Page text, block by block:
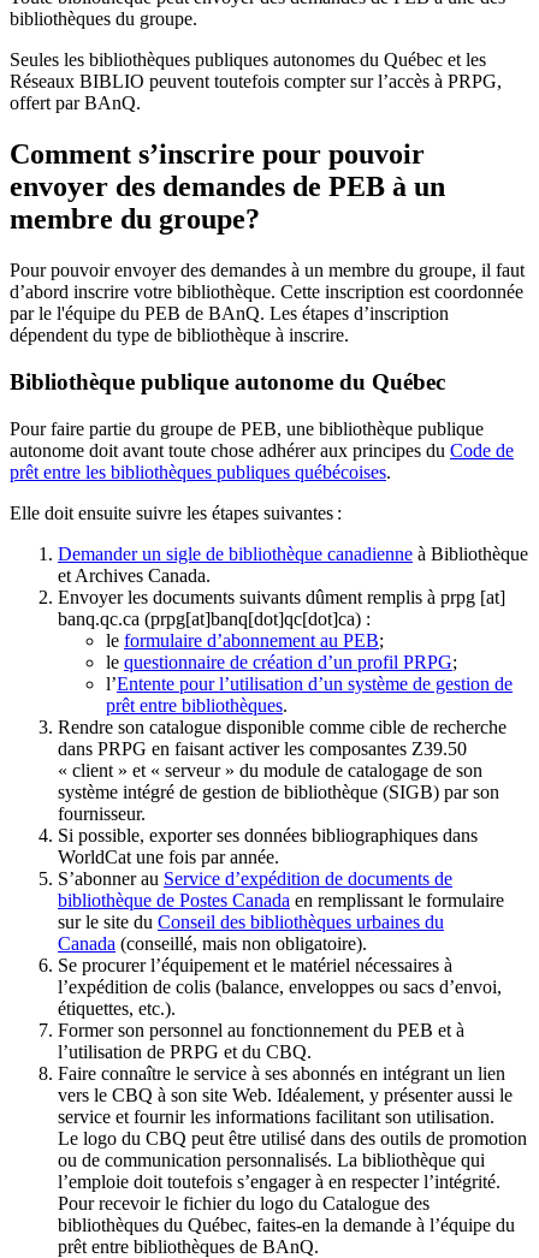
bibliothèques du groupe.
Seules les bibliothèques publiques autonomes du Québec et les
Réseaux BIBLIO peuvent toutefois compter sur l’accès à PRPG,
offert par BAnQ.
Comment s’inscrire pour pouvoir
envoyer des demandes de PEB à un
membre du groupe?
Pour pouvoir envoyer des demandes à un membre du groupe, il faut
d’abord inscrire votre bibliothèque. Cette inscription est coordonnée
par le l'équipe du PEB de BAnQ. Les étapes d’inscription
dépendent du type de bibliothèque à inscrire.
Bibliothèque publique autonome du Québec
Pour faire partie du groupe de PEB, une bibliothèque publique
autonome doit avant toute chose adhérer aux principes du Code de
prêt entre les bibliothèques publiques québécoises.
Elle doit ensuite suivre les étapes suivantes :
Demander un sigle de bibliothèque canadienne à Bibliothèque
et Archives Canada.
Envoyer les documents suivants dûment remplis à prpg [at]
banq.qc.ca (prpg[at]banq[dot]qc[dot]ca) :
le formulaire d’abonnement au PEB;
le questionnaire de création d’un profil PRPG;
l’Entente pour l’utilisation d’un système de gestion de
prêt entre bibliothèques.
Rendre son catalogue disponible comme cible de recherche
dans PRPG en faisant activer les composantes Z39.50
« client » et « serveur » du module de catalogage de son
système intégré de gestion de bibliothèque (SIGB) par son
fournisseur.
Si possible, exporter ses données bibliographiques dans
WorldCat une fois par année.
S’abonner au Service d’expédition de documents de
bibliothèque de Postes Canada en remplissant le formulaire
sur le site du Conseil des bibliothèques urbaines du
Canada (conseillé, mais non obligatoire).
Se procurer l’équipement et le matériel nécessaires à
l’expédition de colis (balance, enveloppes ou sacs d’envoi,
étiquettes, etc.).
Former son personnel au fonctionnement du PEB et à
l’utilisation de PRPG et du CBQ.
Faire connaître le service à ses abonnés en intégrant un lien
vers le CBQ à son site Web. Idéalement, y présenter aussi le
service et fournir les informations facilitant son utilisation.
Le logo du CBQ peut être utilisé dans des outils de promotion
ou de communication personnalisés. La bibliothèque qui
l’emploie doit toutefois s’engager à en respecter l’intégrité.
Pour recevoir le fichier du logo du Catalogue des
bibliothèques du Québec, faites-en la demande à l’équipe du
prêt entre bibliothèques de BAnQ.